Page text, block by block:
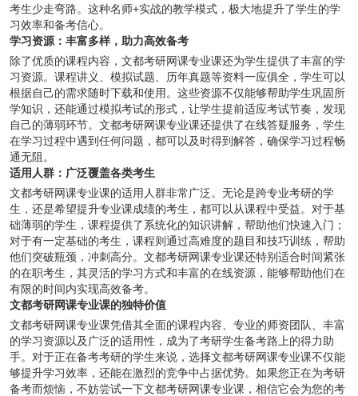
考生少走弯路。这种名师+实战的教学模式，极大地提升了学生的学
习效率和备考信心。
学习资源：丰富多样，助力高效备考
除了优质的课程内容，文都考研网课专业课还为学生提供了丰富的学
习资源。课程讲义、模拟试题、历年真题等资料一应俱全，学生可以
根据自己的需求随时下载和使用。这些资源不仅能够帮助学生巩固所
学知识，还能通过模拟考试的形式，让学生提前适应考试节奏，发现
自己的薄弱环节。文都考研网课专业课还提供了在线答疑服务，学生
在学习过程中遇到任何问题，都可以及时得到解答，确保学习过程畅
通无阻。
适用人群：广泛覆盖各类考生
文都考研网课专业课的适用人群非常广泛。无论是跨专业考研的学
生，还是希望提升专业课成绩的考生，都可以从课程中受益。对于基
础薄弱的学生，课程提供了系统化的知识讲解，帮助他们快速入门；
对于有一定基础的考生，课程则通过高难度的题目和技巧训练，帮助
他们突破瓶颈，冲刺高分。文都考研网课专业课还特别适合时间紧张
的在职考生，其灵活的学习方式和丰富的在线资源，能够帮助他们在
有限的时间内实现高效备考。
文都考研网课专业课的独特价值
文都考研网课专业课凭借其全面的课程内容、专业的师资团队、丰富
的学习资源以及广泛的适用性，成为了考研学生备考路上的得力助
手。对于正在备考考研的学生来说，选择文都考研网课专业课不仅能
够提升学习效率，还能在激烈的竞争中占据优势。如果您正在为考研
备考而烦恼，不妨尝试一下文都考研网课专业课，相信它会为您的考